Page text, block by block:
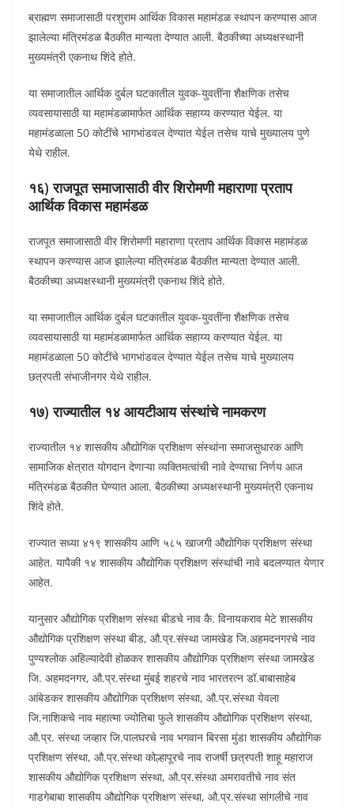
ब्राह्मण समाजासाठी परशुराम आर्थिक विकास महामंडळ स्थापन करण्यास आज
झालेल्या मंत्रिमंडळ बैठकीत मान्यता देण्यात आली. बैठकीच्या अध्यक्षस्थानी
मुख्यमंत्री एकनाथ शिंदे होते.
या समाजातील आर्थिक दुर्बल घटकातील युवक-युवतींना शैक्षणिक तसेच
व्यवसायासाठी या महामंडळामार्फत आर्थिक सहाय्य करण्यात येईल. या
महामंडळाला 50 कोटींचे भागभांडवल देण्यात येईल तसेच याचे मुख्यालय पुणे
येथे राहील.
१६) राजपूत समाजासाठी वीर शिरोमणी महाराणा प्रताप
आर्थिक विकास महामंडळ
राजपूत समाजासाठी वीर शिरोमणी महाराणा प्रताप आर्थिक विकास महामंडळ
स्थापन करण्यास आज झालेल्या मंत्रिमंडळ बैठकीत मान्यता देण्यात आली.
बैठकीच्या अध्यक्षस्थानी मुख्यमंत्री एकनाथ शिंदे होते.
या समाजातील आर्थिक दुर्बल घटकातील युवक-युवतींना शैक्षणिक तसेच
व्यवसायासाठी या महामंडळामार्फत आर्थिक सहाय्य करण्यात येईल. या
महामंडळाला 50 कोटींचे भागभांडवल देण्यात येईल तसेच याचे मुख्यालय
छत्रपती संभाजीनगर येथे राहील.
१७) राज्यातील १४ आयटीआय संस्थांचे नामकरण
राज्यातील १४ शासकीय औद्योगिक प्रशिक्षण संस्थांना समाजसुधारक आणि
सामाजिक क्षेत्रात योगदान देणाऱ्या व्यक्तिमत्वांची नावे देण्याचा निर्णय आज
मंत्रिमंडळ बैठकीत घेण्यात आला. बैठकीच्या अध्यक्षस्थानी मुख्यमंत्री एकनाथ
शिंदे होते.
राज्यात सध्या ४१९ शासकीय आणि ५८५ खाजगी औद्योगिक प्रशिक्षण संस्था
आहेत. यापैकी १४ शासकीय औद्योगिक प्रशिक्षण संस्थांची नावे बदलण्यात येणार
आहेत.
यानुसार औद्योगिक प्रशिक्षण संस्था बीडचे नाव कै. विनायकराव मेटे शासकीय
औद्योगिक प्रशिक्षण संस्था बीड, औ.प्र.संस्था जामखेड जि.अहमदनगरचे नाव
पुण्यश्लोक अहिल्यादेवी होळकर शासकीय औद्योगिक प्रशिक्षण संस्था जामखेड
जि. अहमदनगर, औ.प्र.संस्था मुंबई शहरचे नाव भारतरत्न डॉ.बाबासाहेब
आंबेडकर शासकीय औद्योगिक प्रशिक्षण संस्था, औ.प्र.संस्था येवला
जि.नाशिकचे नाव महात्मा ज्योतिबा फुले शासकीय औद्योगिक प्रशिक्षण संस्था,
औ.प्र. संस्था जव्हार जि.पालघरचे नाव भगवान बिरसा मुंडा शासकीय औद्योगिक
प्रशिक्षण संस्था, औ.प्र.संस्था कोल्हापूरचे नाव राजर्षी छत्रपती शाहू महाराज
शासकीय औद्योगिक प्रशिक्षण संस्था, औ.प्र.संस्था अमरावतीचे नाव संत
गाडगेबाबा शासकीय औद्योगिक प्रशिक्षण संस्था, औ.प्र.संस्था सांगलीचे नाव